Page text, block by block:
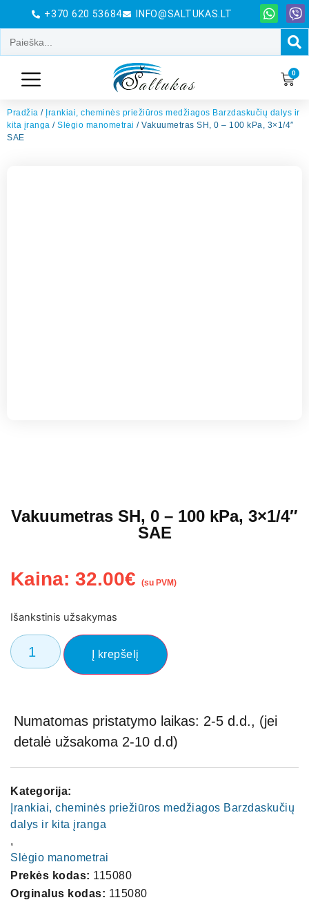
+370 620 53684 INFO@SALTUKAS.LT
0
Pradžia / Įrankiai, cheminės priežiūros medžiagos Barzdaskučių dalys ir
kita įranga / Slėgio manometrai / Vakuumetras SH, 0 – 100 kPa, 3×1/4″
SAE
Vakuumetras SH, 0 – 100 kPa, 3×1/4″
SAE
Kaina: 32.00€ (su PVM)
Išankstinis užsakymas
Į krepšelį
Numatomas pristatymo laikas: 2-5 d.d., (jei
detalė užsakoma 2-10 d.d)
Kategorija:
Įrankiai, cheminės priežiūros medžiagos Barzdaskučių
dalys ir kita įranga
,
Slėgio manometrai
Prekės kodas: 115080
Orginalus kodas: 115080